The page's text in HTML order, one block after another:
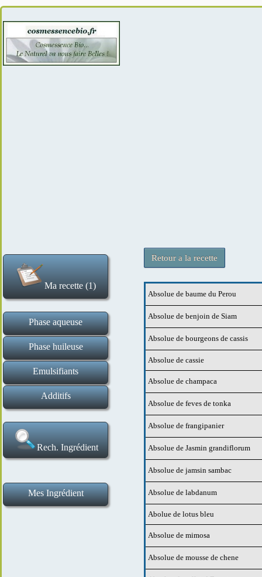
Ma recette (1)
Phase aqueuse
Ingrédients de base
Hydrolats et eaux florales
Actifs liquides
Actifs en poudre
Gommes et gélifiants
Tensio actifs liquides
Tensio actifs solides
Phase huileuse
Huiles végétales
Macérats huileux
Esters huileux et assimilés
Beurres végétaux
Cires et épaississants
Actifs
Emulsifiants
Emulsifiants H E et E H
Additifs
Rech. Ingrédient
Mes Ingrédient
Retour a la recette
Absolue de baume du Perou
Absolue de benjoin de Siam
Absolue de bourgeons de cassis
Absolue de cassie
Absolue de champaca
Absolue de feves de tonka
Absolue de frangipanier
Absolue de Jasmin grandiflorum
Absolue de jamsin sambac
Absolue de labdanum
Abolue de lotus bleu
Absolue de mimosa
Absolue de mousse de chene